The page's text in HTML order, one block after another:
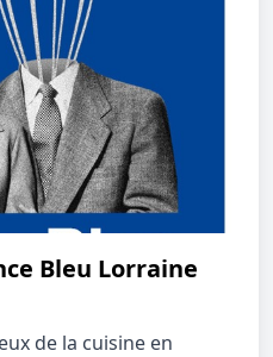
Bleu Lorraine
de la cuisine en